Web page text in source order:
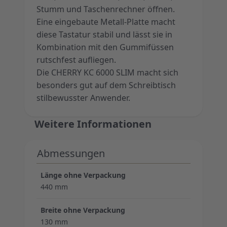
Stumm und Taschenrechner öffnen.
Eine eingebaute Metall-Platte macht
diese Tastatur stabil und lässt sie in
Kombination mit den Gummifüssen
rutschfest aufliegen.
Die CHERRY KC 6000 SLIM macht sich
besonders gut auf dem Schreibtisch
stilbewusster Anwender.
Weitere Informationen
Abmessungen
Länge ohne Verpackung
440 mm
Breite ohne Verpackung
130 mm